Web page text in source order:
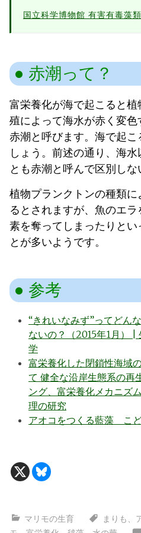
国立科学博物館 有害有毒藻
赤潮って？
富栄養化が海で起こると
殖によって海水が赤く変
赤潮と呼びます。海で起
しょう。前述の通り、海
とも赤潮と呼んで区別しな
植物プランクトンの種類
るとされますが、魚のエ
素を奪ってしまったりと
とが多いようです。
参考
“きれいなみず”ってどん
ないの？（2015年1月） |
学
富栄養化した閉鎖性海域
て 健全な沿岸生態系の再
ング、富栄養化メカニズ
理の研究
アオコをつくる藍藻 こ
マリモの生育 まりも 、